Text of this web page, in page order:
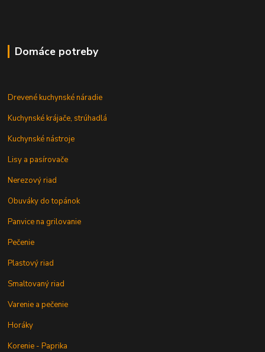
Domáce potreby
Drevené kuchynské náradie
Kuchynské krájače, strúhadlá
Kuchynské nástroje
Lisy a pasírovače
Nerezový riad
Obuváky do topánok
Panvice na grilovanie
Pečenie
Plastový riad
Smaltovaný riad
Varenie a pečenie
Horáky
Korenie - Paprika